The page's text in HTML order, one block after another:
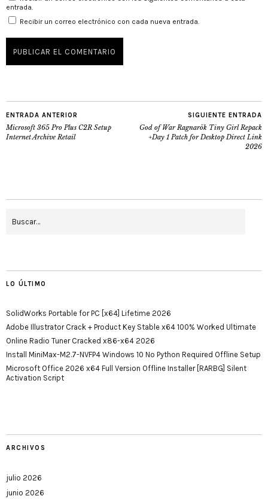
entrada.
Recibir un correo electrónico con cada nueva entrada.
ENTRADA ANTERIOR
Microsoft 365 Pro Plus C2R Setup
Internet Archive Retail
SIGUIENTE ENTRADA
God of War Ragnarök Tiny Girl Repack
+Day 1 Patch for Desktop Direct Link
2026
LO ÚLTIMO
SolidWorks Portable for PC [x64] Lifetime 2026
Adobe Illustrator Crack + Product Key Stable x64 100% Worked Ultimate
Online Radio Tuner Cracked x86-x64 2026
Install MiniMax-M2.7-NVFP4 Windows 10 No Python Required Offline Setup
Microsoft Office 2026 x64 Full Version Offline Installer [RARBG] Silent
Activation Script
ARCHIVOS
julio 2026
junio 2026